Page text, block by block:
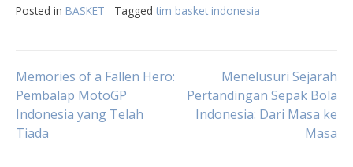
Posted in BASKET Tagged tim basket indonesia
Post
navigation
Memories of a Fallen Hero:
Pembalap MotoGP
Indonesia yang Telah
Tiada
Menelusuri Sejarah
Pertandingan Sepak Bola
Indonesia: Dari Masa ke
Masa